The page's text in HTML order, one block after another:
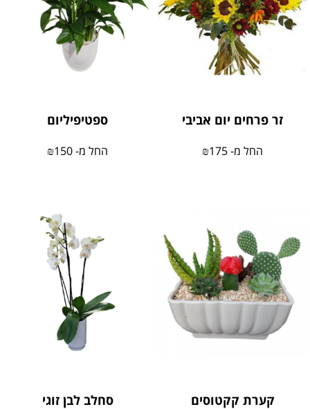
זר פרחים יום אביבי
החל מ- ₪175
ספטיפיליום
החל מ- ₪150
קערת קקטוסים סחלב לבן זוגי